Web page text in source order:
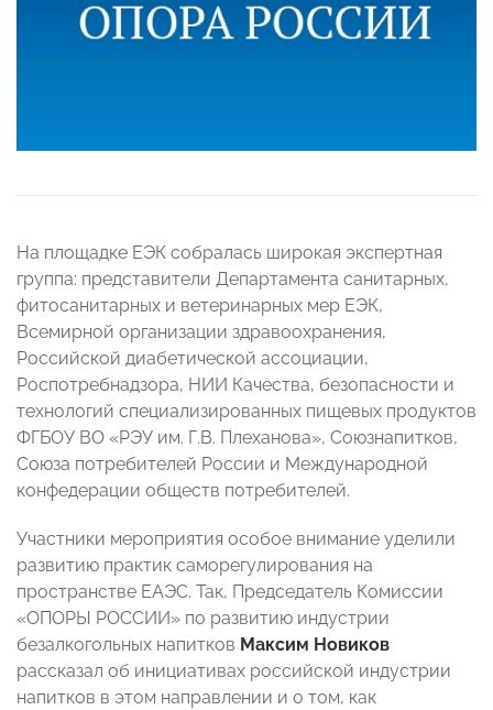
На площадке ЕЭК собралась широкая экспертная
группа: представители Департамента санитарных,
фитосанитарных и ветеринарных мер ЕЭК,
Всемирной организации здравоохранения,
Российской диабетической ассоциации,
Роспотребнадзора, НИИ Качества, безопасности и
технологий специализированных пищевых продуктов
ФГБОУ ВО «РЭУ им. Г.В. Плеханова», Союзнапитков,
Союза потребителей России и Международной
конфедерации обществ потребителей.
Участники мероприятия особое внимание уделили
развитию практик саморегулирования на
пространстве ЕАЭС. Так, Председатель Комиссии
«ОПОРЫ РОССИИ» по развитию индустрии
безалкогольных напитков Максим Новиков
рассказал об инициативах российской индустрии
напитков в этом направлении и о том, как